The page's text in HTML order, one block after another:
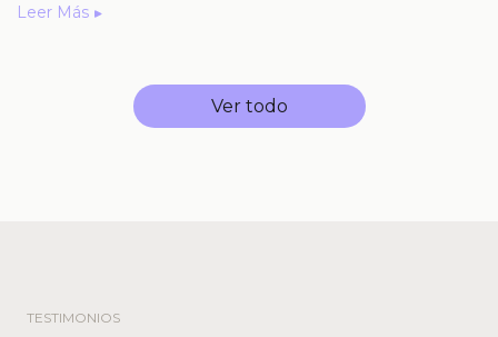
Leer Más
Ver todo
TESTIMONIOS